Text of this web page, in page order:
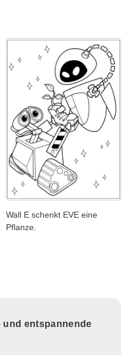
Wall E schenkt EVE eine
Pflanze.
und entspannende